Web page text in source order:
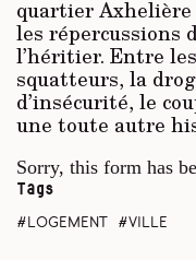
quartier
les répercussions
l’héritier. Entre
squatteurs, la
d’insécurité, le
une toute autre
Sorry, this form has
Tags
logement ville